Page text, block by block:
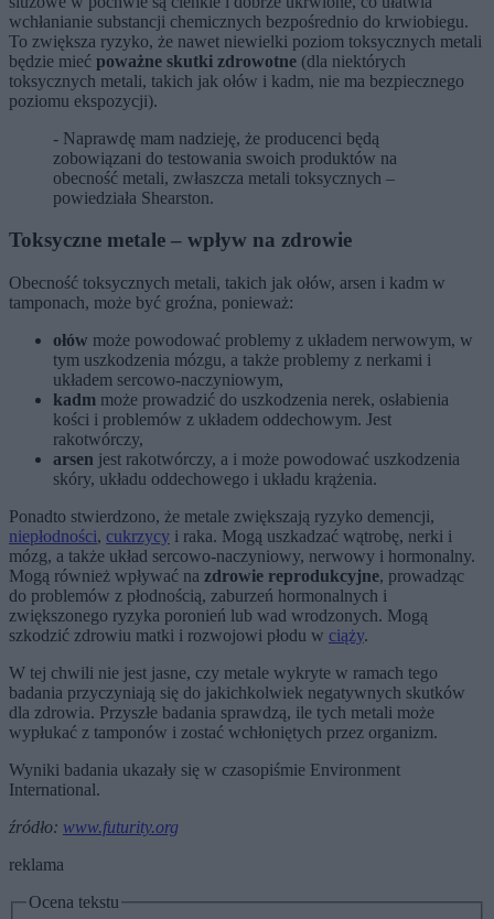
wchłanianie substancji chemicznych bezpośrednio do krwiobiegu.
To zwiększa ryzyko, że nawet niewielki poziom toksycznych metali
będzie mieć poważne skutki zdrowotne (dla niektórych
toksycznych metali, takich jak ołów i kadm, nie ma bezpiecznego
poziomu ekspozycji).
- Naprawdę mam nadzieję, że producenci będą
zobowiązani do testowania swoich produktów na
obecność metali, zwłaszcza metali toksycznych –
powiedziała Shearston.
Toksyczne metale – wpływ na zdrowie
Obecność toksycznych metali, takich jak ołów, arsen i kadm w
tamponach, może być groźna, ponieważ:
ołów może powodować problemy z układem nerwowym, w
tym uszkodzenia mózgu, a także problemy z nerkami i
układem sercowo-naczyniowym,
kadm może prowadzić do uszkodzenia nerek, osłabienia
kości i problemów z układem oddechowym. Jest
rakotwórczy,
arsen jest rakotwórczy, a i może powodować uszkodzenia
skóry, układu oddechowego i układu krążenia.
Ponadto stwierdzono, że metale zwiększają ryzyko demencji,
niepłodności, cukrzycy i raka. Mogą uszkadzać wątrobę, nerki i
mózg, a także układ sercowo-naczyniowy, nerwowy i hormonalny.
Mogą również wpływać na zdrowie reprodukcyjne, prowadząc
do problemów z płodnością, zaburzeń hormonalnych i
zwiększonego ryzyka poronień lub wad wrodzonych. Mogą
szkodzić zdrowiu matki i rozwojowi płodu w ciąży.
W tej chwili nie jest jasne, czy metale wykryte w ramach tego
badania przyczyniają się do jakichkolwiek negatywnych skutków
dla zdrowia. Przyszłe badania sprawdzą, ile tych metali może
wypłukać z tamponów i zostać wchłoniętych przez organizm.
Wyniki badania ukazały się w czasopiśmie Environment
International.
źródło: www.futurity.org
reklama
Ocena tekstu